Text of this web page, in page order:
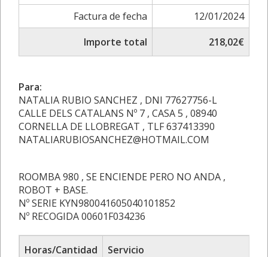
Factura de fecha
12/01/2024
Importe total
218,02€
Para:
NATALIA RUBIO SANCHEZ , DNI 77627756-L
CALLE DELS CATALANS Nº 7 , CASA 5 , 08940
CORNELLA DE LLOBREGAT , TLF 637413390
NATALIARUBIOSANCHEZ@HOTMAIL.COM
ROOMBA 980 , SE ENCIENDE PERO NO ANDA ,
ROBOT + BASE.
Nº SERIE KYN980041605040101852
Nº RECOGIDA 00601F034236
Horas/Cantidad
Servicio